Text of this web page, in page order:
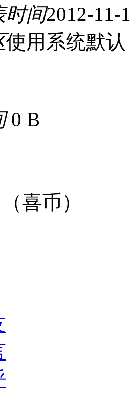
时间2012-11-
使用系统默认
0 B
喜币）